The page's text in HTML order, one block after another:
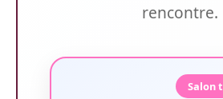
rencontre.
Salon